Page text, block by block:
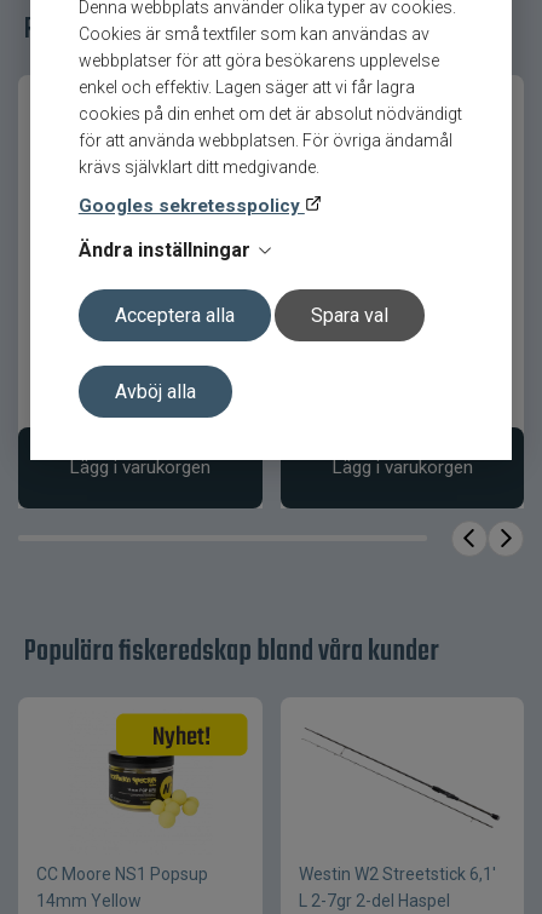
Denna webbplats använder olika typer av cookies.
Cookies är små textfiler som kan användas av
webbplatser för att göra besökarens upplevelse
enkel och effektiv. Lagen säger att vi får lagra
cookies på din enhet om det är absolut nödvändigt
för att använda webbplatsen. För övriga ändamål
krävs självklart ditt medgivande.
Googles sekretesspolicy
Ändra inställningar
Acceptera alla Spara val
Avböj alla
och stöd för underarmen, vilket gör att du orkar
fiska effektivt hela dagen.
Produktfördelar
Optimerat för ned-rig och
huggindikering
Snabb aktion för säkra mothugg
Ergonomiskt bakhandtag med extra
stöd
Lätt och balanserad konstruktion
Produktfakta
Egenskap Värde
Rullfäste
SKS
Klingmaterial
Performance Carbon
Handtag
Relaterade fiskeredskap för ditt fiske
Westin W8 Finesse T&C
5 399 Ord. pris 5 999 kr
Lägg i varukorgen Lägg i varukorgen
Populära fiskeredskap bland våra kunder
CC Moore NS1 Popsup
14mm Yellow
Westin W2 Streetstick 6,1'
L 2-7gr 2-del Haspel